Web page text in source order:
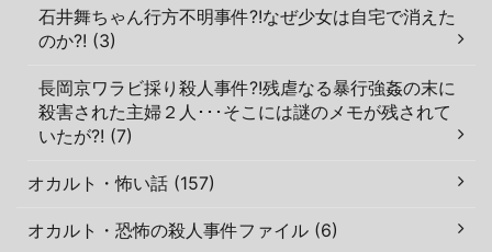
石井舞ちゃん行方不明事件?!なぜ少女は自宅で消えた
のか?! (3)
長岡京ワラビ採り殺人事件?!残虐なる暴行強姦の末に
殺害された主婦２人･･･そこには謎のメモが残されて
いたが?! (7)
オカルト・怖い話 (157)
オカルト・恐怖の殺人事件ファイル (6)